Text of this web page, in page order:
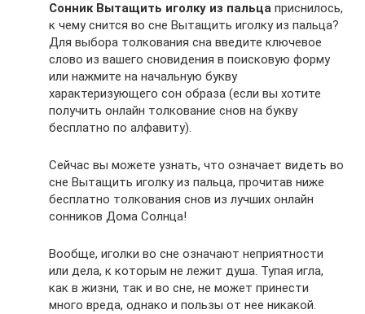
Сонник Вытащить иголку из пальца приснилось,
к чему снится во сне Вытащить иголку из пальца?
Для выбора толкования сна введите ключевое
слово из вашего сновидения в поисковую форму
или нажмите на начальную букву
характеризующего сон образа (если вы хотите
получить онлайн толкование снов на букву
бесплатно по алфавиту).
Сейчас вы можете узнать, что означает видеть во
сне Вытащить иголку из пальца, прочитав ниже
бесплатно толкования снов из лучших онлайн
сонников Дома Солнца!
Вообще, иголки во сне означают неприятности
или дела, к которым не лежит душа. Тупая игла,
как в жизни, так и во сне, не может принести
много вреда, однако и пользы от нее никакой.